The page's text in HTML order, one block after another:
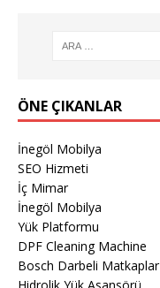
ÖNE ÇIKANLAR
İnegöl Mobilya
SEO Hizmeti
İç Mimar
İnegöl Mobilya
Yük Platformu
DPF Cleaning Machine
Bosch Darbeli Matkaplar
Hidrolik Yük Asansörü